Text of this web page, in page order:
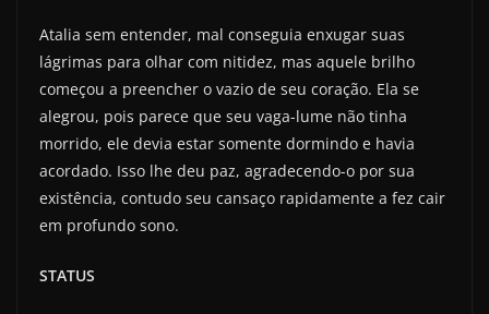
Atalia sem entender, mal conseguia enxugar suas
lágrimas para olhar com nitidez, mas aquele brilho
começou a preencher o vazio de seu coração. Ela se
alegrou, pois parece que seu vaga-lume não tinha
morrido, ele devia estar somente dormindo e havia
acordado. Isso lhe deu paz, agradecendo-o por sua
existência, contudo seu cansaço rapidamente a fez cair
em profundo sono.
STATUS